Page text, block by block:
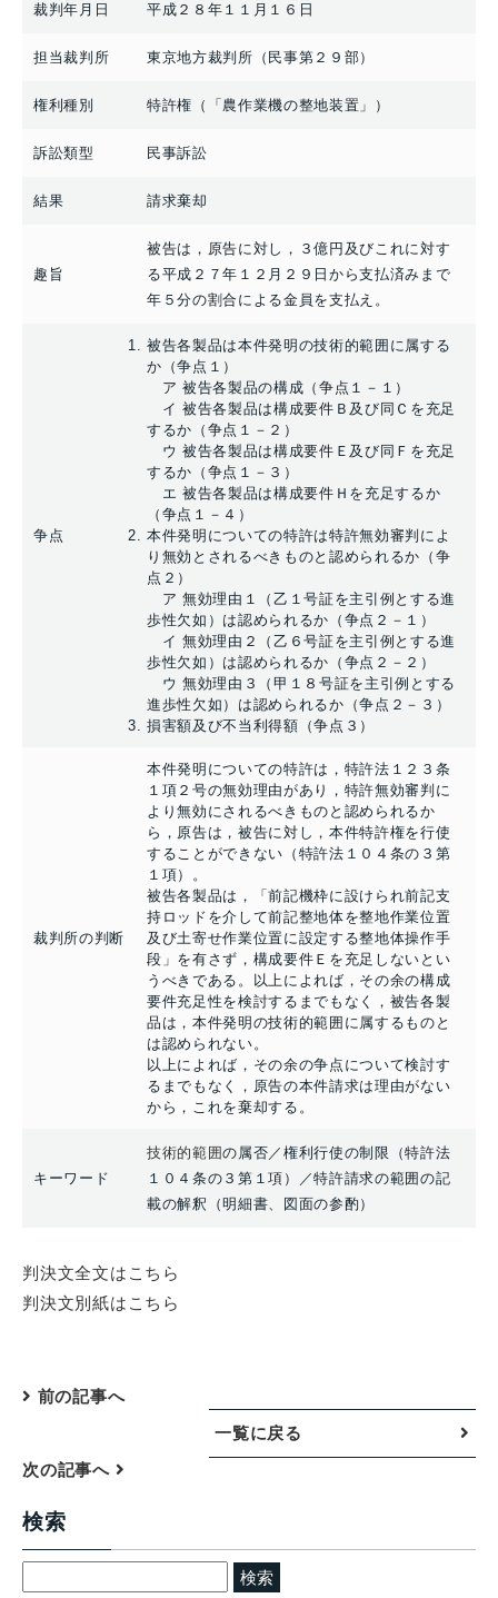
裁判年月日 平成２８年１１月１６日
担当裁判所 東京地方裁判所（民事第２９部）
権利種別 特許権（「農作業機の整地装置」）
訴訟類型 民事訴訟
結果 請求棄却
趣旨
被告は，原告に対し，３億円及びこれに対す
る平成２７年１２月２９日から支払済みまで
年５分の割合による金員を支払え。
争点
被告各製品は本件発明の技術的範囲に属する
か（争点１）
ア 被告各製品の構成（争点１－１）
イ 被告各製品は構成要件Ｂ及び同Ｃを充足
するか（争点１－２）
ウ 被告各製品は構成要件Ｅ及び同Ｆを充足
するか（争点１－３）
エ 被告各製品は構成要件Ｈを充足するか
（争点１－４）
本件発明についての特許は特許無効審判によ
り無効とされるべきものと認められるか（争
点２）
ア 無効理由１（乙１号証を主引例とする進
歩性欠如）は認められるか（争点２－１）
イ 無効理由２（乙６号証を主引例とする進
歩性欠如）は認められるか（争点２－２）
ウ 無効理由３（甲１８号証を主引例とする
進歩性欠如）は認められるか（争点２－３）
損害額及び不当利得額（争点３）
裁判所の判断
本件発明についての特許は，特許法１２３条
１項２号の無効理由があり，特許無効審判に
より無効にされるべきものと認められるか
ら，原告は，被告に対し，本件特許権を行使
することができない（特許法１０４条の３第
１項）。
被告各製品は，「前記機枠に設けられ前記支
持ロッドを介して前記整地体を整地作業位置
及び土寄せ作業位置に設定する整地体操作手
段」を有さず，構成要件Ｅを充足しないとい
うべきである。以上によれば，その余の構成
要件充足性を検討するまでもなく，被告各製
品は，本件発明の技術的範囲に属するものと
は認められない。
以上によれば，その余の争点について検討す
るまでもなく，原告の本件請求は理由がない
から，これを棄却する。
キーワード
技術的範囲の属否／権利行使の制限（特許法
１０４条の３第１項）／特許請求の範囲の記
載の解釈（明細書、図面の参酌）
判決文全文はこちら
判決文別紙はこちら
前の記事へ
一覧に戻る
次の記事へ
検索